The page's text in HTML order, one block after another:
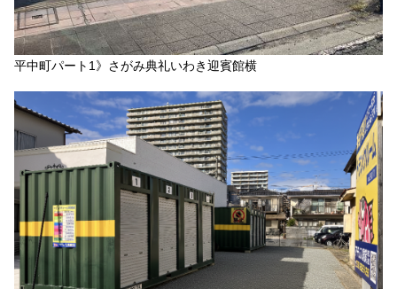
平中町パート1》さがみ典礼いわき迎賓館横